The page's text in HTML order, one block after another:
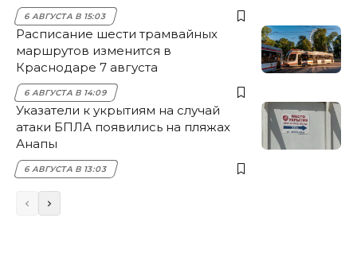
6 АВГУСТА В 15:03
Расписание шести трамвайных
маршрутов изменится в
Краснодаре 7 августа
6 АВГУСТА В 14:09
Указатели к укрытиям на случай
атаки БПЛА появились на пляжах
Анапы
6 АВГУСТА В 13:03